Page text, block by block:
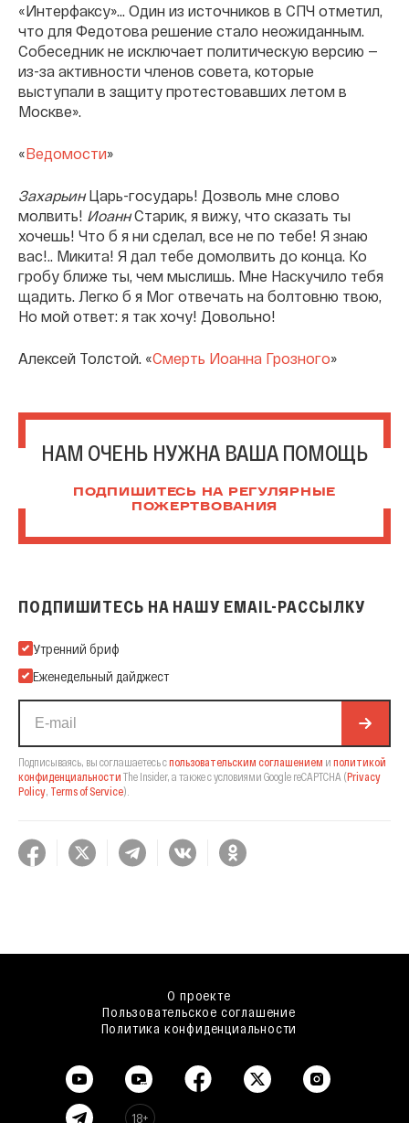
«Интерфаксу»… Один из источников в СПЧ отметил,
что для Федотова решение стало неожиданным.
Собеседник не исключает политическую версию —
из-за активности членов совета, которые
выступали в защиту протестовавших летом в
Москве».
«Ведомости»
ЗахарьинЦарь-государь! Дозволь мне слово
молвить! ИоаннСтарик, я вижу, что сказать ты
хочешь! Что б я ни сделал, все не по тебе! Я знаю
вас!.. Микита! Я дал тебе домолвить до конца. Ко
гробу ближе ты, чем мыслишь. Мне Наскучило тебя
щадить. Легко б я Мог отвечать на болтовню твою,
Но мой ответ: я так хочу! Довольно!
Алексей Толстой. «Смерть Иоанна Грозного»
НАМ ОЧЕНЬ НУЖНА ВАША ПОМОЩЬ
ПОДПИШИТЕСЬ НА РЕГУЛЯРНЫЕ
ПОЖЕРТВОВАНИЯ
ПОДПИШИТЕСЬ НА НАШУ EMAIL-РАССЫЛКУ
Подпишитесь на нашу Email-рассылку
Утренний бриф
Еженедельный дайджест
Подписываясь, вы соглашаетесь спользовательским соглашением и политикой
конфиденциальности The Insider, а также с условиями Google reCAPTCHA (Privacy
Policy, Terms of Service).
О проекте
Пользовательское соглашение
Политика конфиденциальности
18+